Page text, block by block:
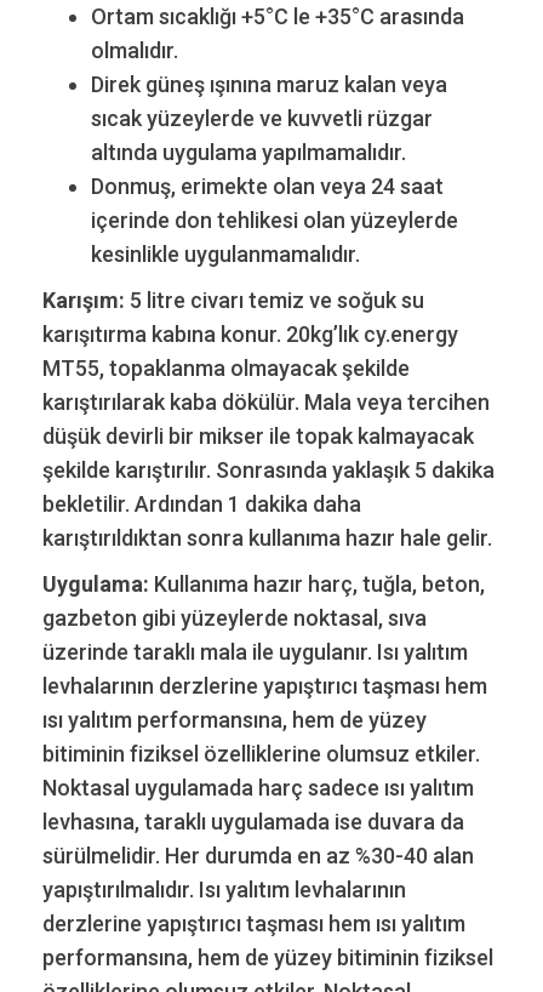
Ortam sıcaklığı +5°C le +35°C arasında
olmalıdır.
Direk güneş ışınına maruz kalan veya
sıcak yüzeylerde ve kuvvetli rüzgar
altında uygulama yapılmamalıdır.
Donmuş, erimekte olan veya 24 saat
içerinde don tehlikesi olan yüzeylerde
kesinlikle uygulanmamalıdır.
Karışım: 5 litre civarı temiz ve soğuk su
karışıtırma kabına konur. 20kg’lık cy.energy
MT55, topaklanma olmayacak şekilde
karıştırılarak kaba dökülür. Mala veya tercihen
düşük devirli bir mikser ile topak kalmayacak
şekilde karıştırılır. Sonrasında yaklaşık 5 dakika
bekletilir. Ardından 1 dakika daha
karıştırıldıktan sonra kullanıma hazır hale gelir.
Uygulama: Kullanıma hazır harç, tuğla, beton,
gazbeton gibi yüzeylerde noktasal, sıva
üzerinde taraklı mala ile uygulanır. Isı yalıtım
levhalarının derzlerine yapıştırıcı taşması hem
ısı yalıtım performansına, hem de yüzey
bitiminin fiziksel özelliklerine olumsuz etkiler.
Noktasal uygulamada harç sadece ısı yalıtım
levhasına, taraklı uygulamada ise duvara da
sürülmelidir. Her durumda en az %30-40 alan
yapıştırılmalıdır. Isı yalıtım levhalarının
derzlerine yapıştırıcı taşması hem ısı yalıtım
performansına, hem de yüzey bitiminin fiziksel